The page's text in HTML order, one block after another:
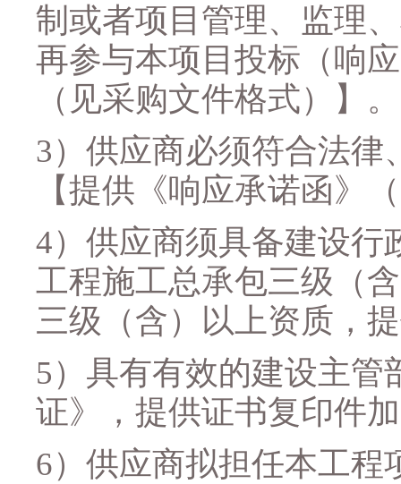
制或者项目管理、监理
再参与本项目投标（响
（见采购文件格式）】 。
3） 供应商必须符合法律
【提供《响应承诺函》
4） 供应商须具备建设行
工程施工总承包三级（
三级（含）以上资质 ，
5） 具有有效的建设主管
证》，提供证书复印件
6）供应商拟担任本工